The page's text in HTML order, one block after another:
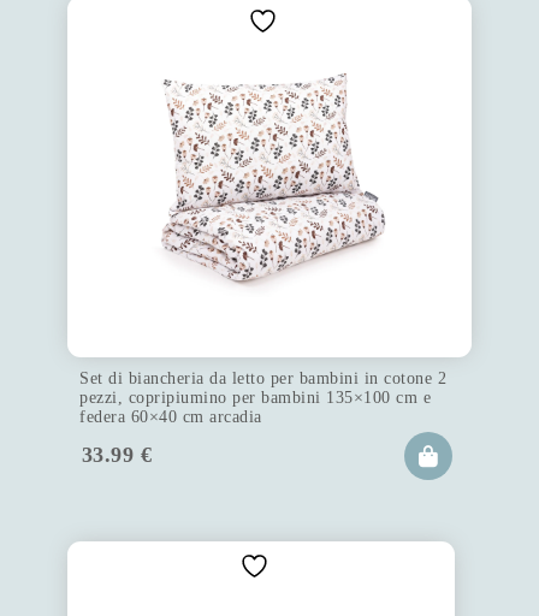
Set di biancheria da letto per bambini in cotone 2
pezzi, copripiumino per bambini 135×100 cm e
federa 60×40 cm arcadia
33.99 €